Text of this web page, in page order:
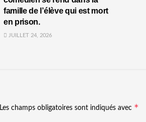
famille de l’élève qui est mort
en prison.
JUILLET 24, 2026
Les champs obligatoires sont indiqués avec *